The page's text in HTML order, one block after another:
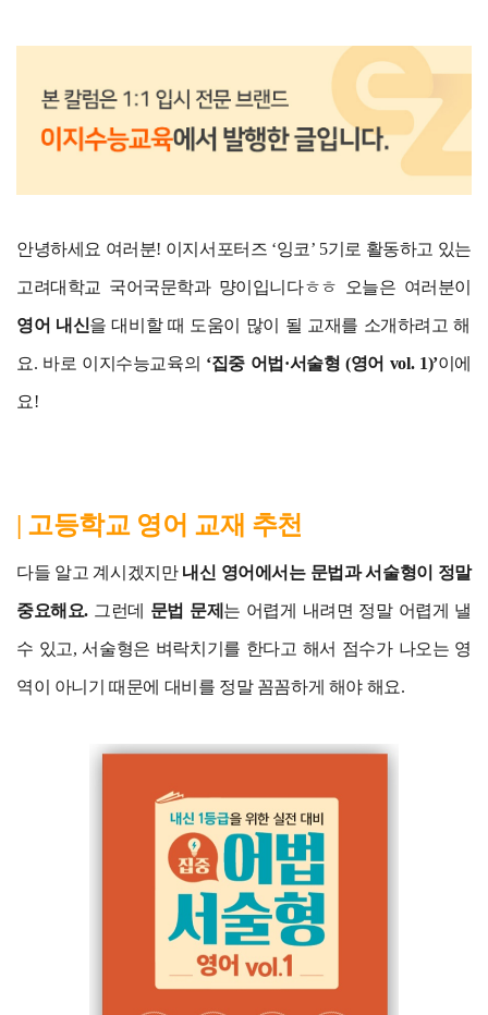
안녕하세요 여러분! 이지서포터즈 ‘잉코’ 5기로 활동하고 있는
고려대학교 국어국문학과 먕이입니다ㅎㅎ 오늘은 여러분이
영어 내신을 대비할 때 도움이 많이 될 교재를 소개하려고 해
요. 바로 이지수능교육의 ‘집중 어법·서술형 (영어 vol. 1)’이에
요!
| 고등학교 영어 교재 추천
다들 알고 계시겠지만내신 영어에서는 문법과 서술형이 정말
중요해요. 그런데 문법 문제 는 어렵게 내려면 정말 어렵게 낼
수 있고, 서술형은 벼락치기를 한다고 해서 점수가 나오는 영
역이 아니기 때문에 대비를 정말 꼼꼼하게 해야 해요.